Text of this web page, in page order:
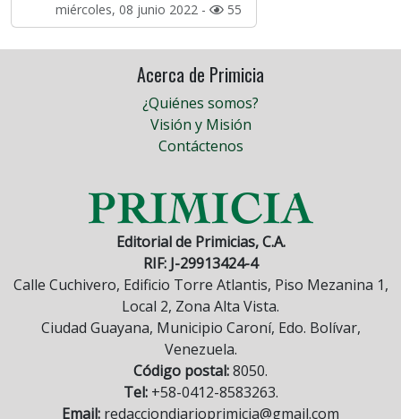
miércoles, 08 junio 2022 - 55
Acerca de Primicia
¿Quiénes somos?
Visión y Misión
Contáctenos
Editorial de Primicias, C.A.
RIF: J-29913424-4
Calle Cuchivero, Edificio Torre Atlantis, Piso Mezanina 1,
Local 2, Zona Alta Vista.
Ciudad Guayana, Municipio Caroní, Edo. Bolívar,
Venezuela.
Código postal:8050.
Tel:+58-0412-8583263.
Email: redacciondiarioprimicia@gmail.com